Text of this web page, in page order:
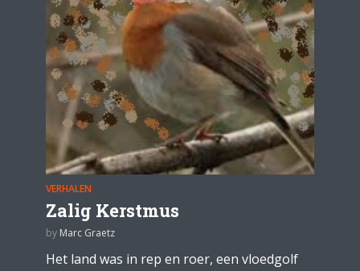
VERHALEN
Zalig Kerstmus
by Marc Graetz
Het land was in rep en roer, een vloedgolf